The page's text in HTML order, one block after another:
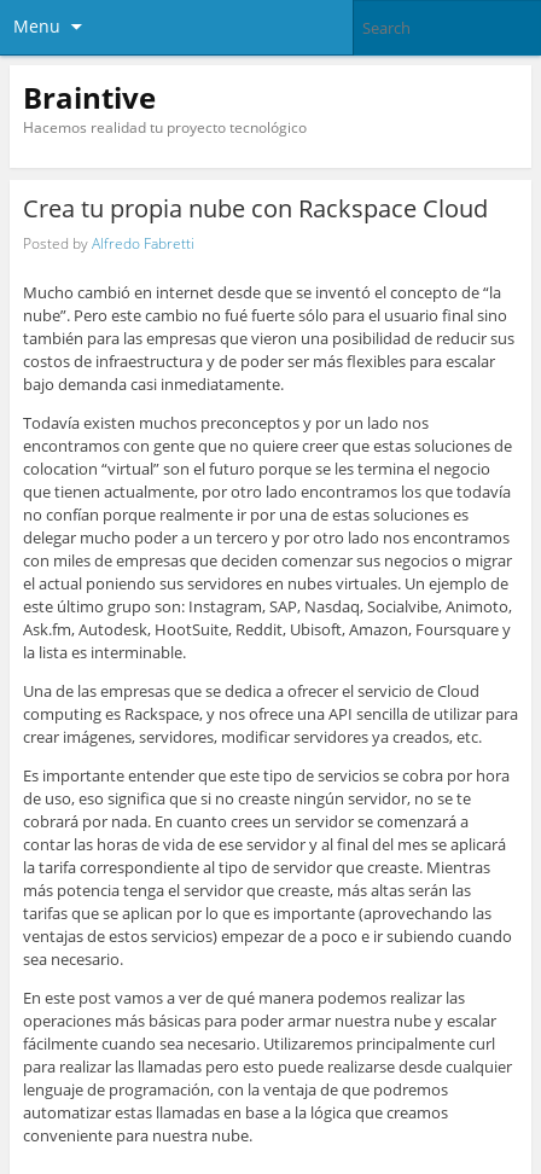
Menu
Braintive
Hacemos realidad tu proyecto tecnológico
Crea tu propia nube con Rackspace Cloud
Posted byAlfredo Fabretti
Mucho cambió en internet desde que se inventó el concepto de “la
nube”. Pero este cambio no fué fuerte sólo para el usuario final sino
también para las empresas que vieron una posibilidad de reducir sus
costos de infraestructura y de poder ser más flexibles para escalar
bajo demanda casi inmediatamente.
Todavía existen muchos preconceptos y por un lado nos
encontramos con gente que no quiere creer que estas soluciones de
colocation “virtual” son el futuro porque se les termina el negocio
que tienen actualmente, por otro lado encontramos los que todavía
no confían porque realmente ir por una de estas soluciones es
delegar mucho poder a un tercero y por otro lado nos encontramos
con miles de empresas que deciden comenzar sus negocios o migrar
el actual poniendo sus servidores en nubes virtuales. Un ejemplo de
este último grupo son: Instagram, SAP, Nasdaq, Socialvibe, Animoto,
Ask.fm, Autodesk, HootSuite, Reddit, Ubisoft, Amazon, Foursquare y
la lista es interminable.
Una de las empresas que se dedica a ofrecer el servicio de Cloud
computing es Rackspace, y nos ofrece una API sencilla de utilizar para
crear imágenes, servidores, modificar servidores ya creados, etc.
Es importante entender que este tipo de servicios se cobra por hora
de uso, eso significa que si no creaste ningún servidor, no se te
cobrará por nada. En cuanto crees un servidor se comenzará a
contar las horas de vida de ese servidor y al final del mes se aplicará
la tarifa correspondiente al tipo de servidor que creaste. Mientras
más potencia tenga el servidor que creaste, más altas serán las
tarifas que se aplican por lo que es importante (aprovechando las
ventajas de estos servicios) empezar de a poco e ir subiendo cuando
sea necesario.
En este post vamos a ver de qué manera podemos realizar las
operaciones más básicas para poder armar nuestra nube y escalar
fácilmente cuando sea necesario. Utilizaremos principalmente curl
para realizar las llamadas pero esto puede realizarse desde cualquier
lenguaje de programación, con la ventaja de que podremos
automatizar estas llamadas en base a la lógica que creamos
conveniente para nuestra nube.